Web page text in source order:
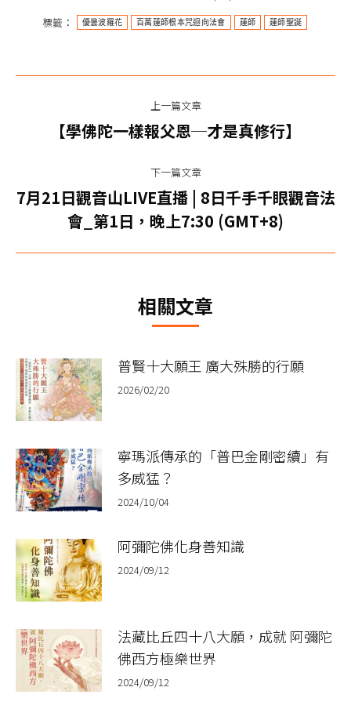
標籤：
優曇波羅花 百萬蓮師根本咒迴向法會 蓮師 蓮師聖誕
航
上一篇文章
上
篇
文
章：
【學佛陀一樣報父恩─才是真修行】
下一篇文章
下
一
篇
章：
7月21日觀音山LIVE直播 | 8日千手千眼觀音法
會_第1日，晚上7:30 (GMT+8)
相關文章
普賢十大願王 廣大殊勝的行願​
2026/02/20
寧瑪派傳承的「普巴金剛密續」有
多威猛？
2024/10/04
阿彌陀佛化身善知識
2024/09/12
法藏比丘四十八大願，成就 阿彌陀
佛西方極樂世界
2024/09/12